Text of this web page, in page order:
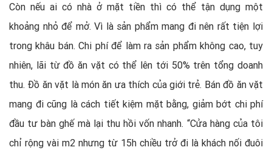
Còn nếu ai có nhà ở mặt tiền thì có thể tận dụng một
khoảng nhỏ để mở. Vì là sản phẩm mang đi nên rất tiện lợi
trong khâu bán. Chi phí để làm ra sản phẩm không cao, tuy
nhiên, lãi từ đồ ăn vặt có thể lên tới 50% trên tổng doanh
thu. Đồ ăn vặt là món ăn ưa thích của giới trẻ. Bán đồ ăn vặt
mang đi cũng là cách tiết kiệm mặt bằng, giảm bớt chi phí
đầu tư bàn ghế mà lại thu hồi vốn nhanh. “Cửa hàng của tôi
chỉ rộng vài m2 nhưng từ 15h chiều trở đi là khách nối đuôi